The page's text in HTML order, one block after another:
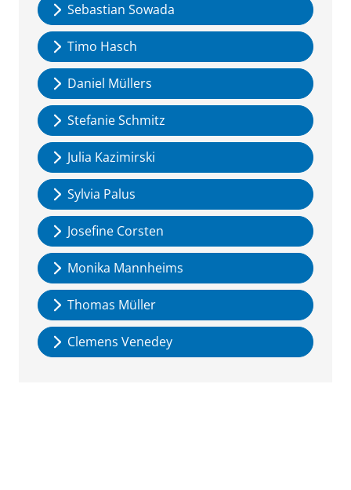
Sebastian Sowada
Timo Hasch
Daniel Müllers
Stefanie Schmitz
Julia Kazimirski
Sylvia Palus
Josefine Corsten
Monika Mannheims
Thomas Müller
Clemens Venedey